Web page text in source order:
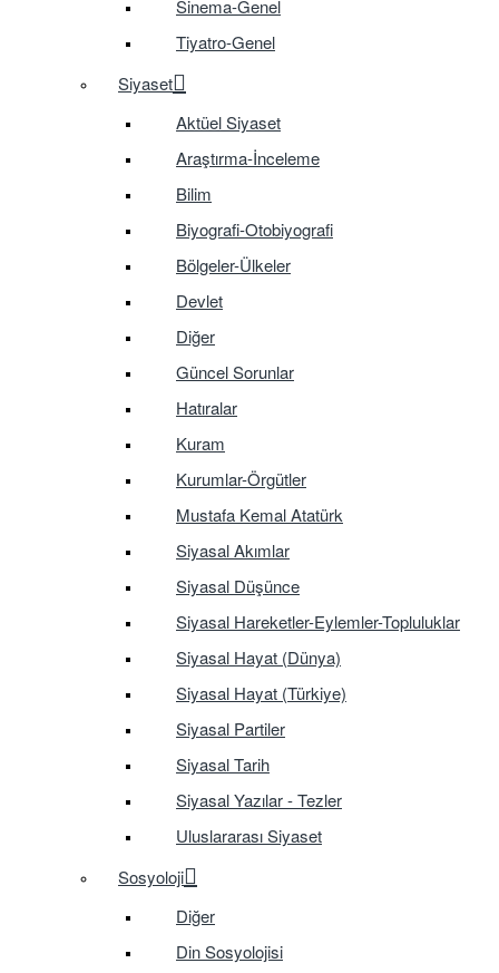
Sinema-Genel
Tiyatro-Genel
Siyaset
Aktüel Siyaset
Araştırma-İnceleme
Bilim
Biyografi-Otobiyografi
Bölgeler-Ülkeler
Devlet
Diğer
Güncel Sorunlar
Hatıralar
Kuram
Kurumlar-Örgütler
Mustafa Kemal Atatürk
Siyasal Akımlar
Siyasal Düşünce
Siyasal Hareketler-Eylemler-Topluluklar
Siyasal Hayat (Dünya)
Siyasal Hayat (Türkiye)
Siyasal Partiler
Siyasal Tarih
Siyasal Yazılar - Tezler
Uluslararası Siyaset
Sosyoloji
Diğer
Din Sosyolojisi